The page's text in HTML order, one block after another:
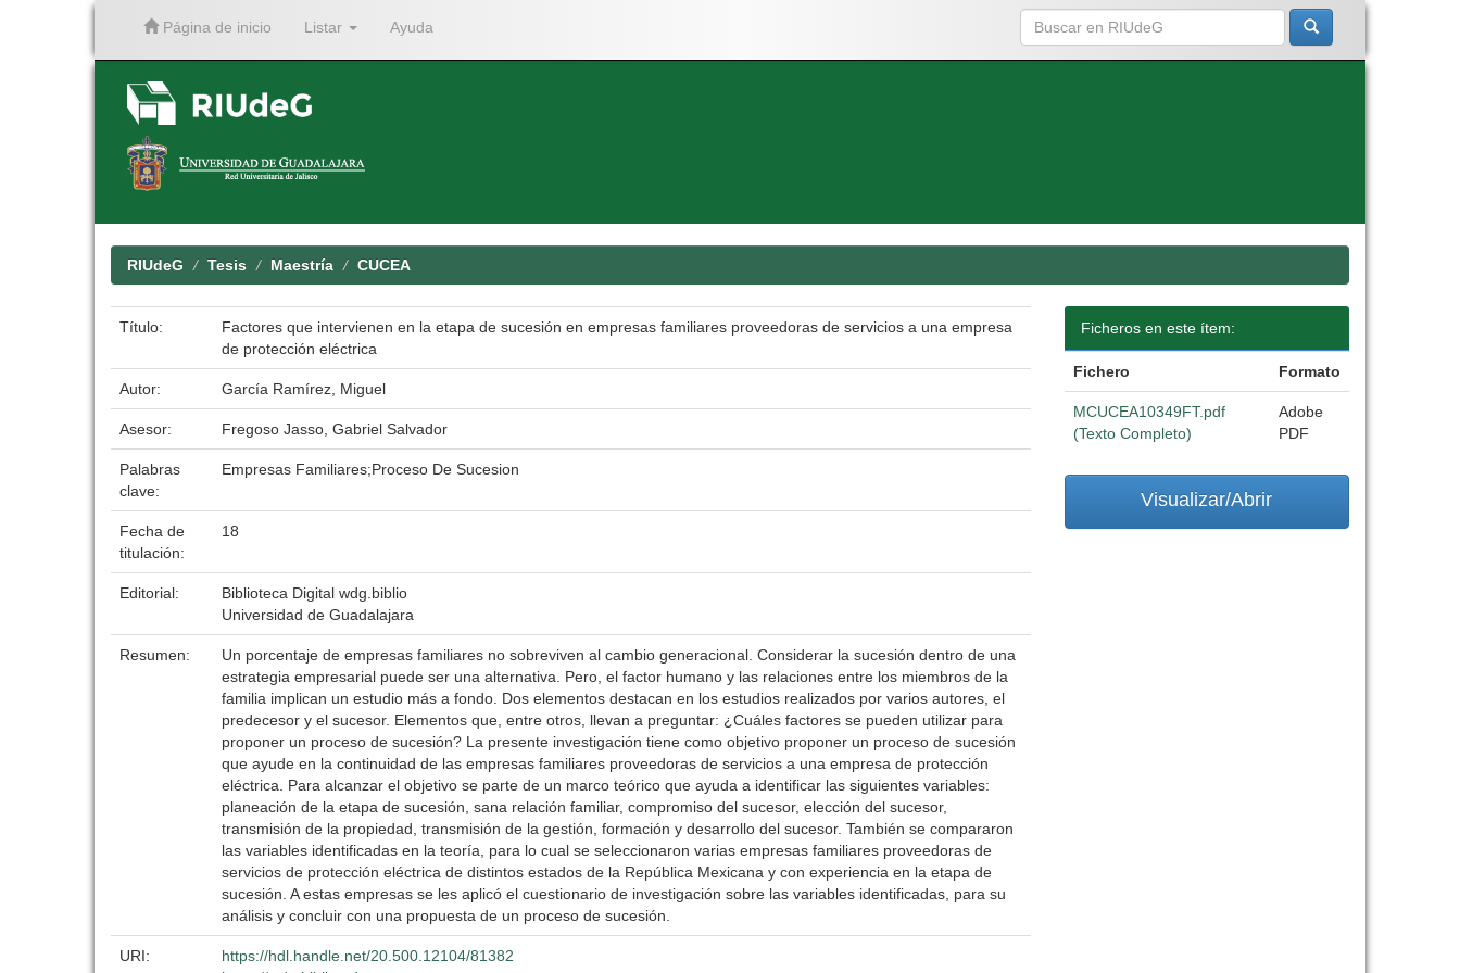
Página de inicio Listar Ayuda
RIUdeG Tesis Maestría CUCEA
Título:
Factores que intervienen en la etapa de sucesión en empresas familiares proveedoras de servicios a una empresa
de protección eléctrica
Autor: García Ramírez, Miguel
Asesor: Fregoso Jasso, Gabriel Salvador
Palabras
clave:
Empresas Familiares;Proceso De Sucesion
Fecha de
titulación:
18
Editorial:
Biblioteca Digital wdg.biblio
Universidad de Guadalajara
Resumen:
Un porcentaje de empresas familiares no sobreviven al cambio generacional. Considerar la sucesión dentro de una
estrategia empresarial puede ser una alternativa. Pero, el factor humano y las relaciones entre los miembros de la
familia implican un estudio más a fondo. Dos elementos destacan en los estudios realizados por varios autores, el
predecesor y el sucesor. Elementos que, entre otros, llevan a preguntar: ¿Cuáles factores se pueden utilizar para
proponer un proceso de sucesión? La presente investigación tiene como objetivo proponer un proceso de sucesión
que ayude en la continuidad de las empresas familiares proveedoras de servicios a una empresa de protección
eléctrica. Para alcanzar el objetivo se parte de un marco teórico que ayuda a identificar las siguientes variables:
planeación de la etapa de sucesión, sana relación familiar, compromiso del sucesor, elección del sucesor,
transmisión de la propiedad, transmisión de la gestión, formación y desarrollo del sucesor. También se compararon
las variables identificadas en la teoría, para lo cual se seleccionaron varias empresas familiares proveedoras de
servicios de protección eléctrica de distintos estados de la República Mexicana y con experiencia en la etapa de
sucesión. A estas empresas se les aplicó el cuestionario de investigación sobre las variables identificadas, para su
análisis y concluir con una propuesta de un proceso de sucesión.
URI:
https://hdl.handle.net/20.500.12104/81382
Ficheros en este ítem:
Fichero Formato
MCUCEA10349FT.pdf
(Texto Completo)
Adobe
PDF
Visualizar/Abrir